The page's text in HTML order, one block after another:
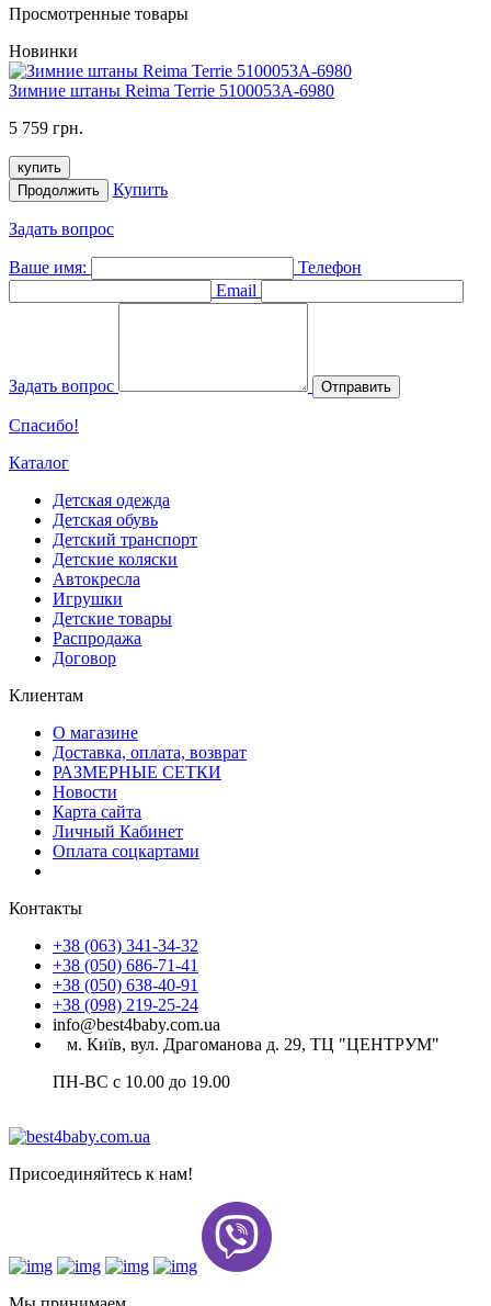
Просмотренные товары
Новинки
Зимние штаны Reima Terrie 5100053A-6980
5 759 грн.
купить
Продолжить
Купить
Задать вопрос
Ваше имя:
Телефон
Email
Задать вопрос Отправить
Спасибо!
Каталог
Детская одежда
Детская обувь
Детский транспорт
Детские коляски
Автокресла
Игрушки
Детские товары
Распродажа
Договор
Клиентам
О магазине
Доставка, оплата, возврат
РАЗМЕРНЫЕ СЕТКИ
Новости
Карта сайта
Личный Кабинет
Оплата соцкартами
Контакты
+38 (063) 341-34-32
+38 (050) 686-71-41
+38 (050) 638-40-91
+38 (098) 219-25-24
info@best4baby.com.ua
м. Київ, вул. Драгоманова д. 29, ТЦ "ЦЕНТРУМ"
ПН-ВС с 10.00 до 19.00
Присоединяйтесь к нам!